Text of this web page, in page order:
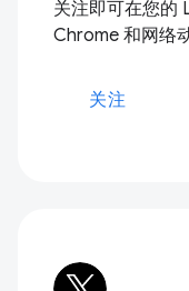
关注即可在您的
Chrome 和网络
关注